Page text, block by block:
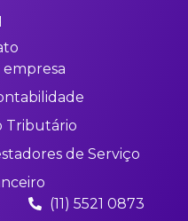
Tributário
de Serviço
(11) 5521 0873